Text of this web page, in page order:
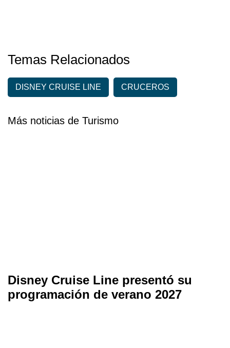
Temas Relacionados
DISNEY CRUISE LINE CRUCEROS
Más noticias de Turismo
Disney Cruise Line presentó su
programación de verano 2027